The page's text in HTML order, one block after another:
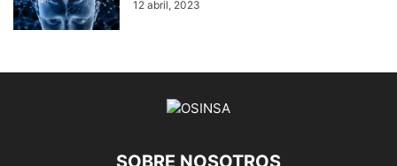
12 abril, 2023